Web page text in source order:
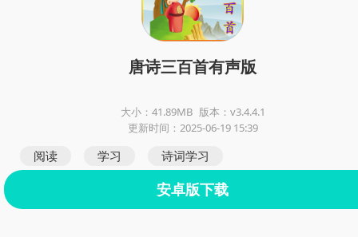
唐诗三百首有声版
大小：41.89MB 版本：v3.4.4.1
更新时间：2025-06-19 15:39
阅读 学习 诗词学习
安卓版下载